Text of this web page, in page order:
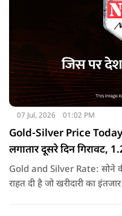
07 Jul, 2026 01:02 PM
Gold-Silver Price
लगातार दूसरे दिन गिरावट,
Gold and Silver Rate: सोने
राहत दी है जो खरीदारी का